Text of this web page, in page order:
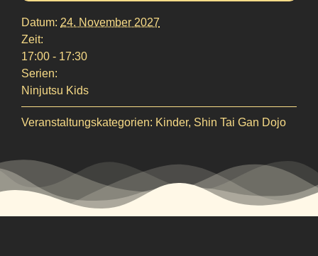
Datum: 24. November 2027
Zeit:
17:00 - 17:30
Serien:
Ninjutsu Kids
Veranstaltungskategorien: Kinder, Shin Tai Gan Dojo